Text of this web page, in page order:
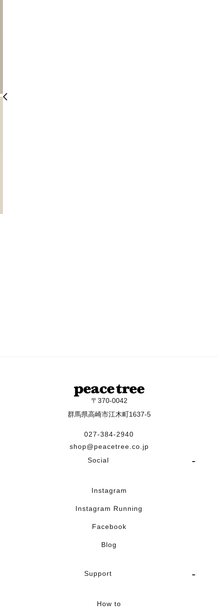
〒370-0042
群馬県高崎市江木町1637-5
027-384-2940
shop@peacetree.co.jp
Social
Instagram
Instagram Running
Facebook
Blog
Support
How to